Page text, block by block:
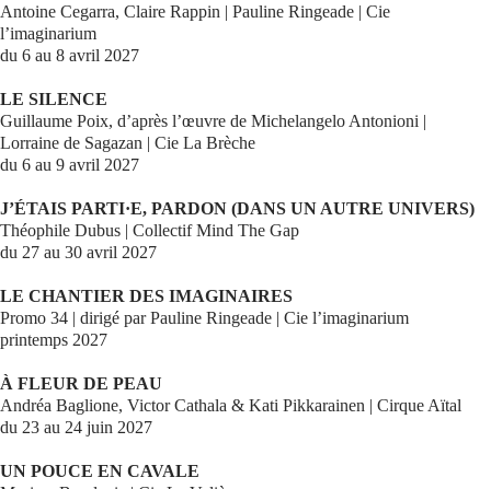
Antoine Cegarra, Claire Rappin | Pauline Ringeade | Cie
l’imaginarium
du 6 au 8 avril 2027
LE SILENCE
Guillaume Poix, d’après l’œuvre de Michelangelo Antonioni |
Lorraine de Sagazan | Cie La Brèche
du 6 au 9 avril 2027
J’ÉTAIS PARTI·E, PARDON (DANS UN AUTRE UNIVERS)
Théophile Dubus | Collectif Mind The Gap
du 27 au 30 avril 2027
LE CHANTIER DES IMAGINAIRES
Promo 34 | dirigé par Pauline Ringeade | Cie l’imaginarium
printemps 2027
À FLEUR DE PEAU
Andréa Baglione, Victor Cathala & Kati Pikkarainen | Cirque Aïtal
du 23 au 24 juin 2027
UN POUCE EN CAVALE